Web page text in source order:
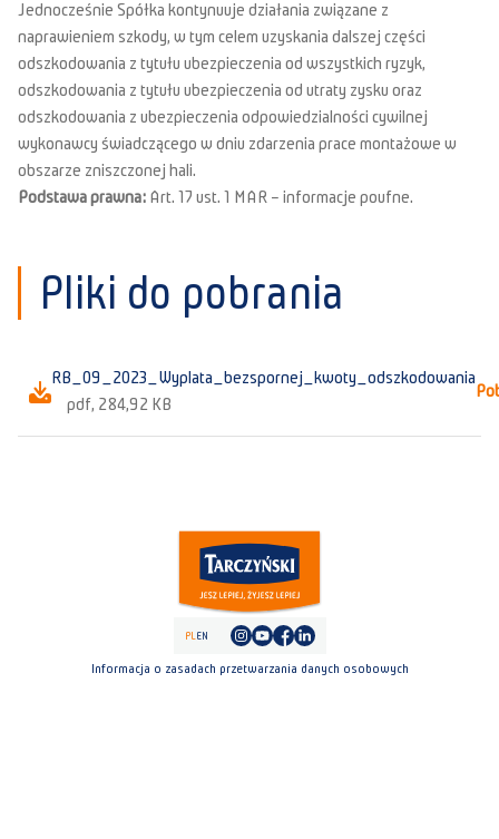
Jednocześnie Spółka kontynuuje działania związane z
naprawieniem szkody, w tym celem uzyskania dalszej części
odszkodowania z tytułu ubezpieczenia od wszystkich ryzyk,
odszkodowania z tytułu ubezpieczenia od utraty zysku oraz
odszkodowania z ubezpieczenia odpowiedzialności cywilnej
wykonawcy świadczącego w dniu zdarzenia prace montażowe w
obszarze zniszczonej hali.
Podstawa prawna: Art. 17 ust. 1 MAR – informacje poufne.
Pliki do pobrania
RB_09_2023_Wyplata_bezspornej_kwoty_odszkodowania
pdf, 284,92 KB
Informacja o zasadach przetwarzania danych osobowych
PL EN